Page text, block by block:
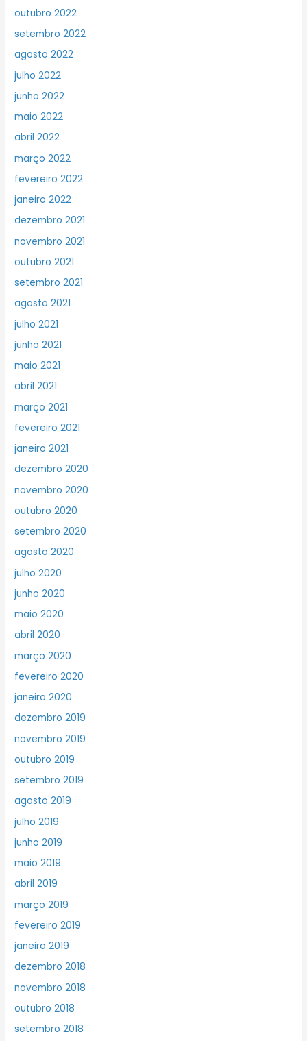
outubro 2022
setembro 2022
agosto 2022
julho 2022
junho 2022
maio 2022
abril 2022
março 2022
fevereiro 2022
janeiro 2022
dezembro 2021
novembro 2021
outubro 2021
setembro 2021
agosto 2021
julho 2021
junho 2021
maio 2021
abril 2021
março 2021
fevereiro 2021
janeiro 2021
dezembro 2020
novembro 2020
outubro 2020
setembro 2020
agosto 2020
julho 2020
junho 2020
maio 2020
abril 2020
março 2020
fevereiro 2020
janeiro 2020
dezembro 2019
novembro 2019
outubro 2019
setembro 2019
agosto 2019
julho 2019
junho 2019
maio 2019
abril 2019
março 2019
fevereiro 2019
janeiro 2019
dezembro 2018
novembro 2018
outubro 2018
setembro 2018